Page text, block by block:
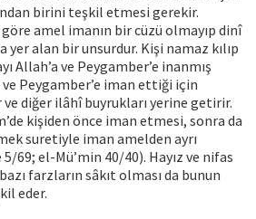
birini teşkil etmesi gerekir.
amel imanın bir cüzü olmayıp dinî
alan bir unsurdur. Kişi namaz kılıp
Allah’a ve Peygamber’e inanmış
Peygamber’e iman ettiği için
diğer ilâhî buyrukları yerine getirir.
kişiden önce iman etmesi, sonra da
suretiyle iman amelden ayrı
69; el-Mü’min 40/40). Hayız ve nifas
farzların sâkıt olması da bunun
eder.